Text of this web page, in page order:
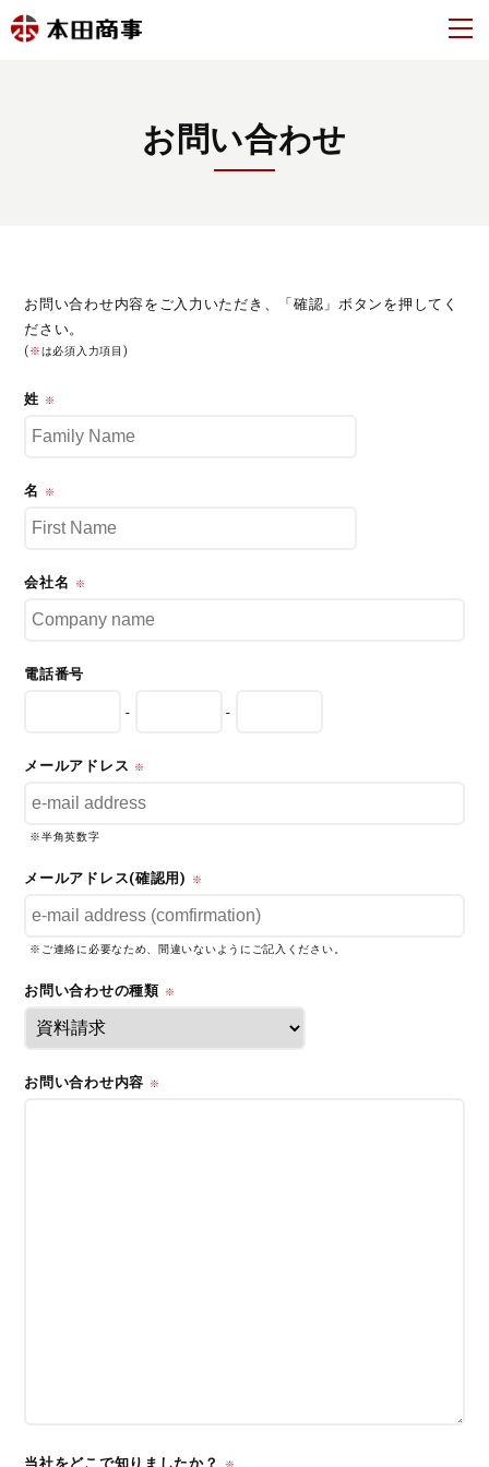
お問い合わせ
お問い合わせ内容をご入力いただき、「確認」ボタンを押してく
ださい。
( ※は必須入力項目)
姓 ※
名 ※
会社名 ※
電話番号
- -
メールアドレス ※
※半角英数字
メールアドレス(確認用) ※
※ご連絡に必要なため、間違いないようにご記入ください。
お問い合わせの種類 ※
お問い合わせ内容 ※
当社をどこで知りましたか？ ※